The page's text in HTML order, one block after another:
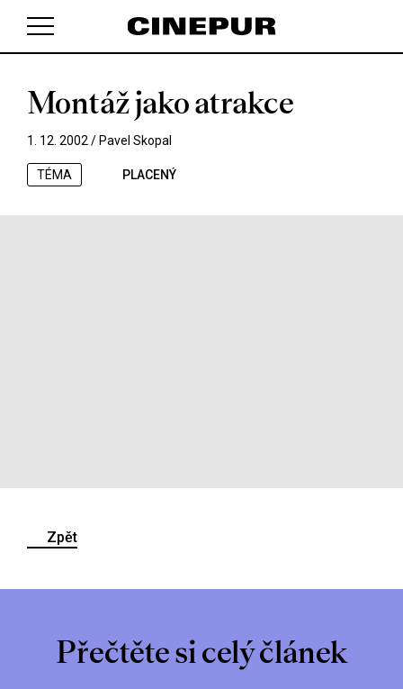
V košíku zatím nemáte žádné položky.
Montáž jako atrakce
1. 12. 2002 / Pavel Skopal
TÉMA PLACENÝ
Zpět
Přečtěte si celý článek